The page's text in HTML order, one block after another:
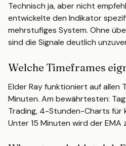
Technisch ja, aber nicht
entwickelte den Indikator
mehrstufiges System. Ohne
sind die Signale deutlich
Welche Timeframes
Elder Ray funktioniert auf allen
Minuten. Am bewährtesten:
Trading, 4-Stunden-Charts für
Unter 15 Minuten wird der EMA